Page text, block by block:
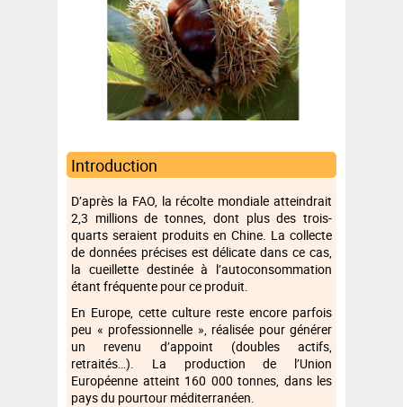
Introduction
D’après la FAO, la récolte mondiale atteindrait
2,3 millions de tonnes, dont plus des trois-
quarts seraient produits en Chine. La collecte
de données précises est délicate dans ce cas,
la cueillette destinée à l’autoconsommation
étant fréquente pour ce produit.
En Europe, cette culture reste encore parfois
peu « professionnelle », réalisée pour générer
un revenu d’appoint (doubles actifs,
retraités…). La production de l’Union
Européenne atteint 160 000 tonnes, dans les
pays du pourtour méditerranéen.